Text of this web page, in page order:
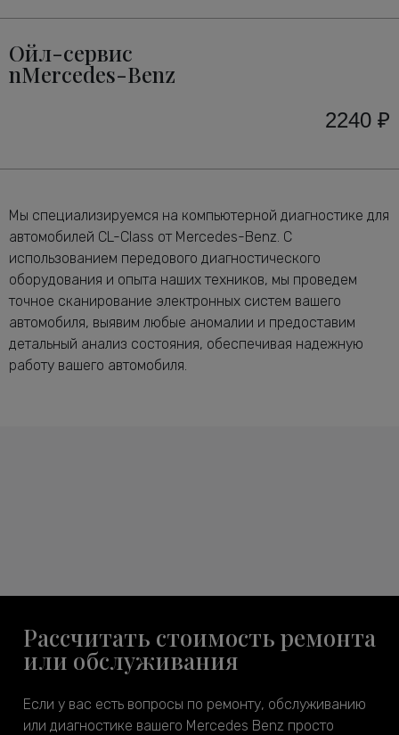
Ойл-сервис
nMercedes-Benz
2240 ₽
Мы специализируемся на компьютерной диагностике для
автомобилей CL-Class от Mercedes-Benz. С
использованием передового диагностического
оборудования и опыта наших техников, мы проведем
точное сканирование электронных систем вашего
автомобиля, выявим любые аномалии и предоставим
детальный анализ состояния, обеспечивая надежную
работу вашего автомобиля.
Рассчитать стоимость ремонта
или обслуживания
Если у вас есть вопросы по ремонту, обслуживанию
или диагностике вашего Mercedes Benz просто